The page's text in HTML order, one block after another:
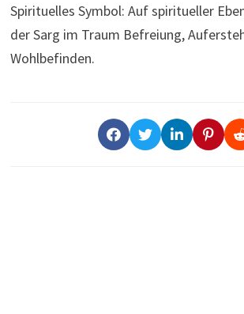
Spirituelles Symbol: Auf spiritueller
der Sarg im Traum Befreiung,
Wohlbefinden.